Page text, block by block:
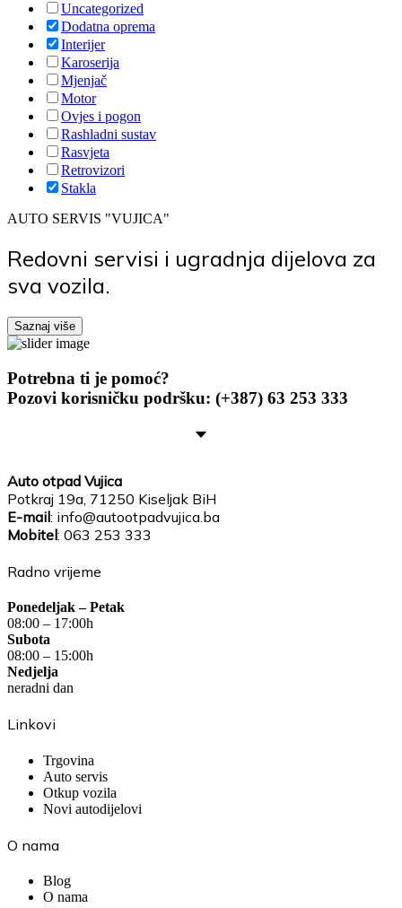
Uncategorized
Dodatna oprema
Interijer
Karoserija
Mjenjač
Motor
Ovjes i pogon
Rashladni sustav
Rasvjeta
Retrovizori
Stakla
AUTO SERVIS "VUJICA"
Redovni servisi i ugradnja dijelova za
sva vozila.
Saznaj više
Potrebna ti je pomoć?
Pozovi korisničku podršku: (+387) 63 253 333
Auto otpad Vujica
Potkraj 19a, 71250 Kiseljak BiH
E-mail: info@autootpadvujica.ba
Mobitel: 063 253 333
Radno vrijeme
Ponedeljak – Petak
08:00 – 17:00h
Subota
08:00 – 15:00h
Nedjelja
neradni dan
Linkovi
Trgovina
Auto servis
Otkup vozila
Novi autodijelovi
O nama
Blog
O nama